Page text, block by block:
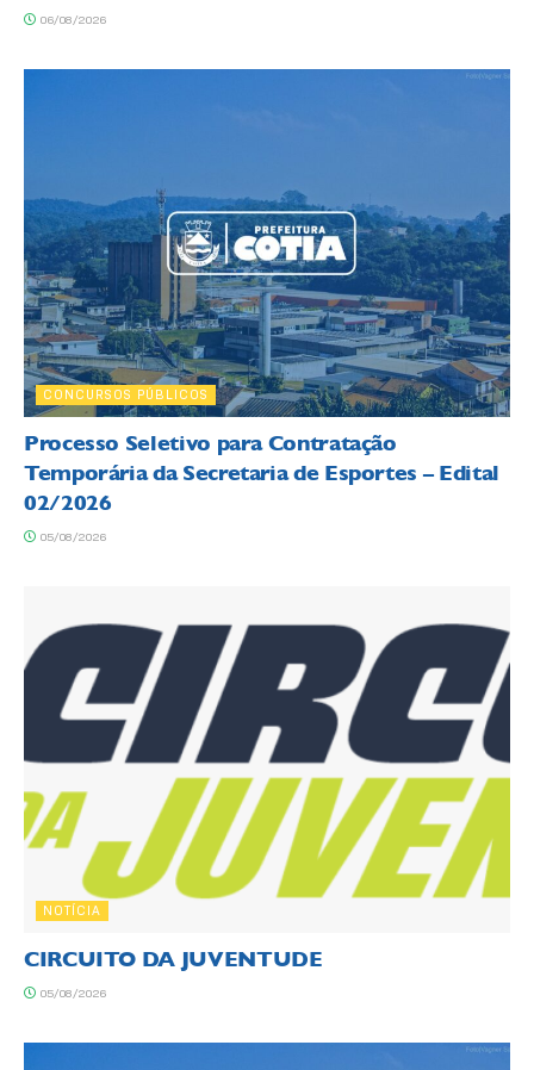
06/08/2026
CONCURSOS PÚBLICOS
Processo Seletivo para Contratação
Temporária da Secretaria de Esportes – Edital
02/2026
05/08/2026
NOTÍCIA
CIRCUITO DA JUVENTUDE
05/08/2026